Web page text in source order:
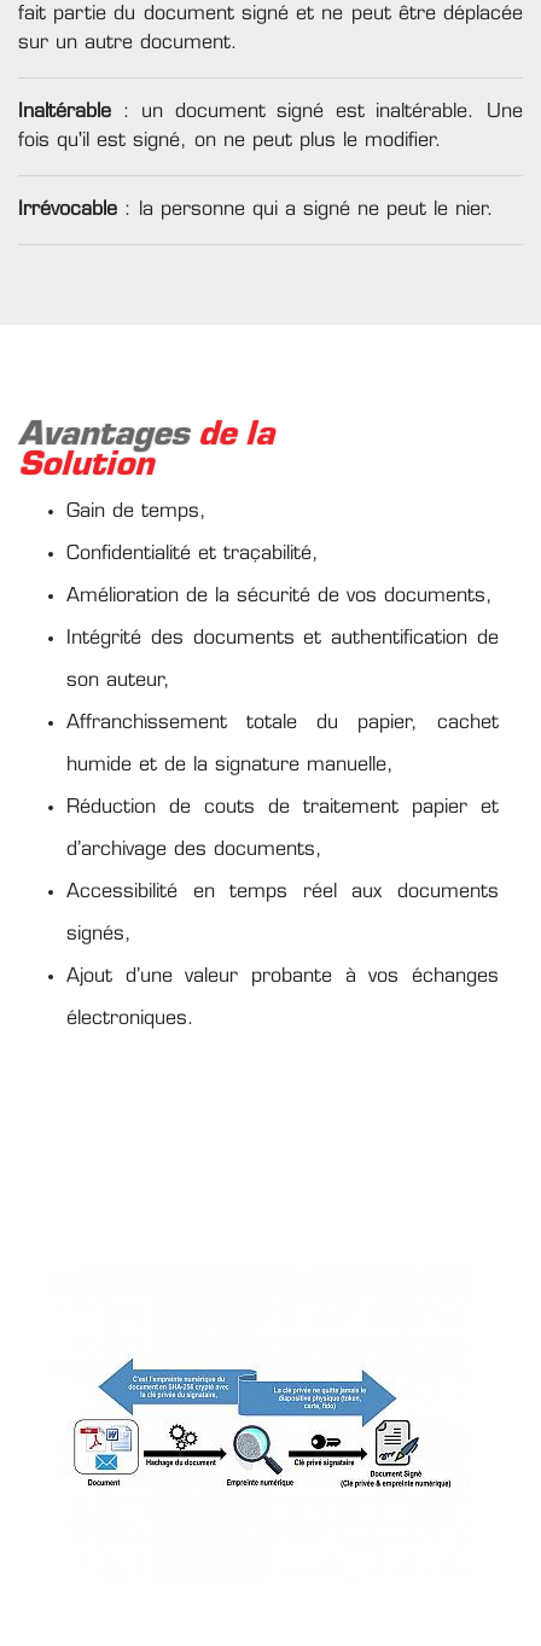
fait partie du document signé et ne peut être déplacée
sur un autre document.
Inaltérable : un document signé est inaltérable. Une
fois qu'il est signé, on ne peut plus le modifier.
Irrévocable : la personne qui a signé ne peut le nier.
Avantages de la
Solution
Gain de temps,
Confidentialité et traçabilité,
Amélioration de la sécurité de vos documents,
Intégrité des documents et authentification de
son auteur,
Affranchissement totale du papier, cachet
humide et de la signature manuelle,
Réduction de couts de traitement papier et
d’archivage des documents,
Accessibilité en temps réel aux documents
signés,
Ajout d’une valeur probante à vos échanges
électroniques.